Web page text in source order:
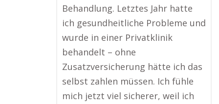
Behandlung. Letztes Jahr hatte
ich gesundheitliche Probleme und
wurde in einer Privatklinik
behandelt – ohne
Zusatzversicherung hätte ich das
selbst zahlen müssen. Ich fühle
mich jetzt viel sicherer, weil ich